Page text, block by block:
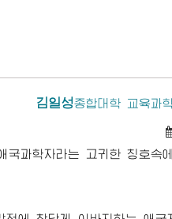
김일성종합대학 교육과
과학자라는 고귀한 칭호속